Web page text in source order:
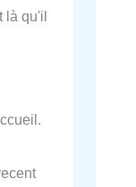
là qu'il